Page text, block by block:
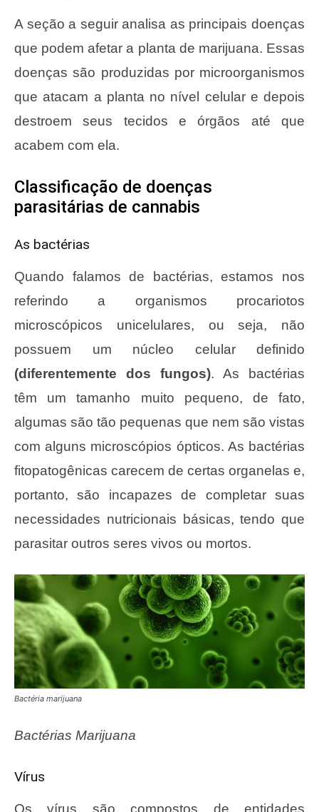
A seção a seguir analisa as principais doenças
que podem afetar a planta de marijuana. Essas
doenças são produzidas por microorganismos
que atacam a planta no nível celular e depois
destroem seus tecidos e órgãos até que
acabem com ela.
Classificação de doenças
parasitárias de cannabis
As bactérias
Quando falamos de bactérias, estamos nos
referindo a organismos procariotos
microscópicos unicelulares, ou seja, não
possuem um núcleo celular definido
(diferentemente dos fungos). As bactérias
têm um tamanho muito pequeno, de fato,
algumas são tão pequenas que nem são vistas
com alguns microscópios ópticos. As bactérias
fitopatogênicas carecem de certas organelas e,
portanto, são incapazes de completar suas
necessidades nutricionais básicas, tendo que
parasitar outros seres vivos ou mortos.
Bactéria marijuana
Bactérias Marijuana
Vírus